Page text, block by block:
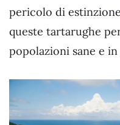
pericolo di
queste tartarughe
popolazioni sane e